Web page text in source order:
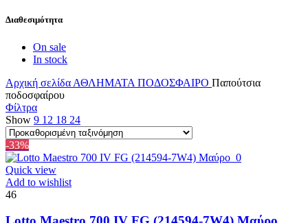
Διαθεσιμότητα
On sale
In stock
Αρχική σελίδα ΑΘΛΗΜΑΤΑ ΠΟΔΟΣΦΑΙΡΟ Παπούτσια
ποδοσφαίρου
Φίλτρα
Show 9 12 18 24
-33%
Quick view
Add to wishlist
46